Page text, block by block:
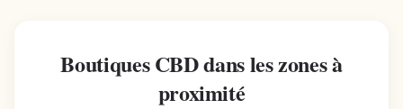
Boutiques CBD dans les zones à
proximité